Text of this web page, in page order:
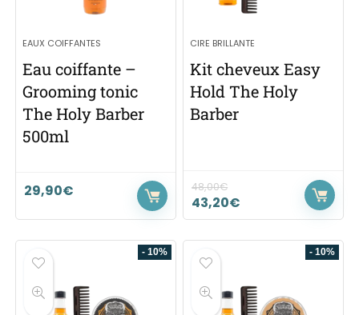
EAUX COIFFANTES
Eau coiffante –
Grooming tonic
The Holy Barber
500ml
29,90€
CIRE BRILLANTE
Kit cheveux Easy
Hold The Holy
Barber
48,00€
43,20€
- 10% - 10%